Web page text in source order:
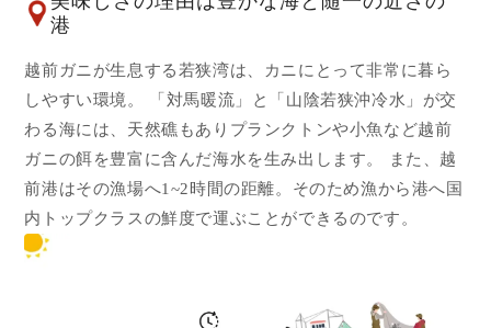
港
越前ガニが生息する若狭湾は、カニにとって非常に暮ら
しやすい環境。 「対馬暖流」と「山陰若狭沖冷水」が交
わる海には、天然礁もありプランクトンや小魚など越前
ガニの餌を豊富に含んだ海水を生み出します。 また、越
前港はその漁場へ1~2時間の距離。そのため漁から港へ国
内トップクラスの鮮度で運ぶことができるのです。